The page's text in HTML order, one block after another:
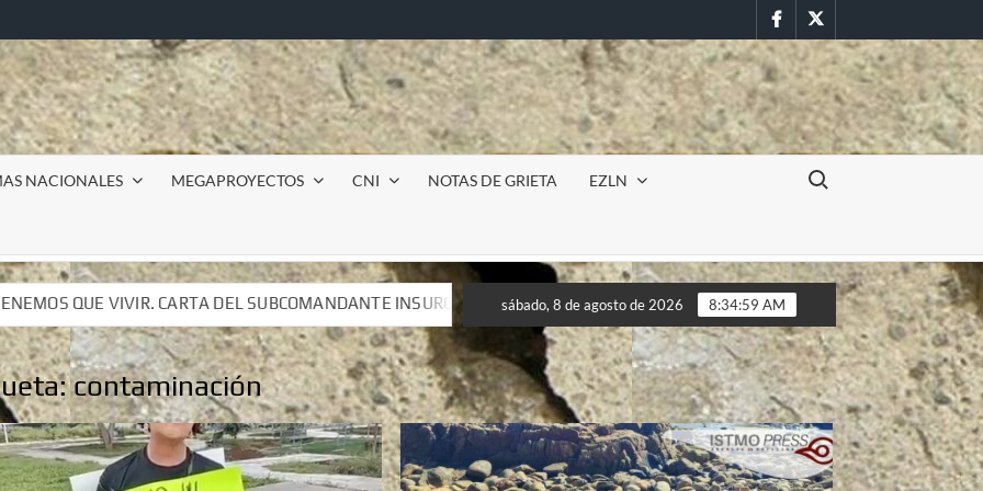
FacebookTwitter
NACIONALES MEGAPROYECTOS CNI NOTAS DE GRIETA EZLN
Buscar:
INSURGENTE MOISÉS A LUIS DE TAVIRA
Incursión militar en la UAEM (Morelos) durante paro
INSURGENTE MOISÉS A LUIS DE TAVIRA
Incursión militar en la UAEM (Morelos) durante paro
sábado, 8 de agosto de 2026 8:35:02 AM
contaminación